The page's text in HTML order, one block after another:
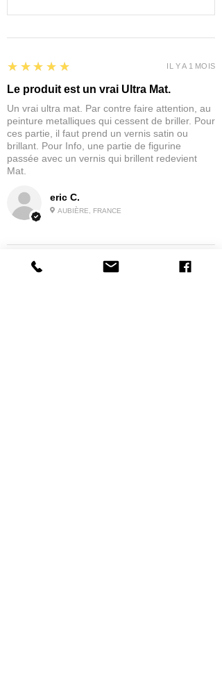
eric C.
AUBIÈRE, FRANCE
5
★★★★★
Le produit est un vrai Ultra Mat.
Un vrai ultra mat. Par contre faire attention, au
peinture metalliques qui cessent de briller. Pour
ces partie, il faut prend un vernis satin ou
brillant. Pour Info, une partie de figurine
passée avec un vernis qui brillent redevient
Mat.
IL Y A 1 MOIS
★★★★★ IL Y A 1 MOIS